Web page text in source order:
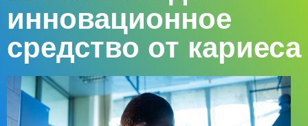
инновационное
средство от кариеса